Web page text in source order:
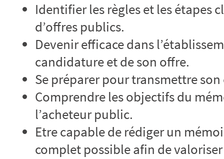
Identifier les règles et les étapes
d’offres publics.
Devenir efficace dans
candidature et de son offre.
Se préparer pour transmettre
Comprendre les objectifs du
l’acheteur public.
Etre capable de rédiger un
complet possible afin de